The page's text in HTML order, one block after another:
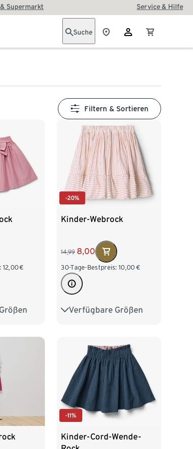
Supermarkt Service & Hilfe
Suche
Filtern & Sortieren
12,00€
140
-20%
Kinder-Webrock
14,99 8,00
30-Tage-Bestpreis: 10,00 €
Verfügbare Größen
86/92 98/104
-11%
Kinder-Cord-Wende-